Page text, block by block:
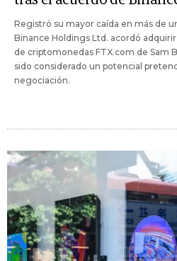
Registró su mayor caída en más de
Binance Holdings Ltd. acordó
de criptomonedas FTX.com de Sam
sido considerado un potencial
negociación.